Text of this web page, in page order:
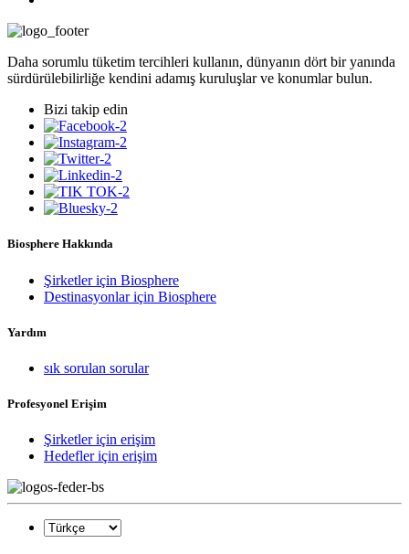
Daha sorumlu tüketim tercihleri kullanın, dünyanın dört bir yanında
sürdürülebilirliğe kendini adamış kuruluşlar ve konumlar bulun.
Bizi takip edin
Biosphere Hakkında
Şirketler için Biosphere
Destinasyonlar için Biosphere
Yardım
sık sorulan sorular
Profesyonel Erişim
Şirketler için erişim
Hedefler için erişim